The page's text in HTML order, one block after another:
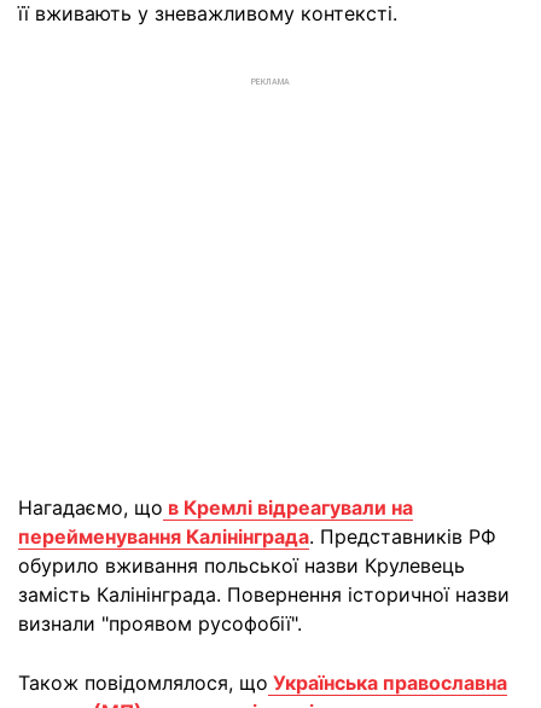
її вживають у зневажливому контексті.
РЕКЛАМА
Нагадаємо, що в Кремлі відреагували на
перейменування Калінінграда. Представників РФ
обурило вживання польської назви Крулевець
замість Калінінграда. Повернення історичної назви
визнали "проявом русофобії".
Також повідомлялося, що Українська православна